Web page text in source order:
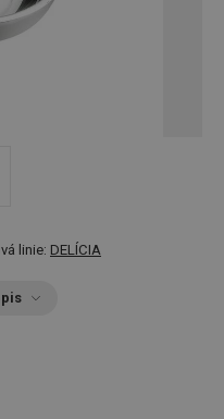
linie: DELÍCIA